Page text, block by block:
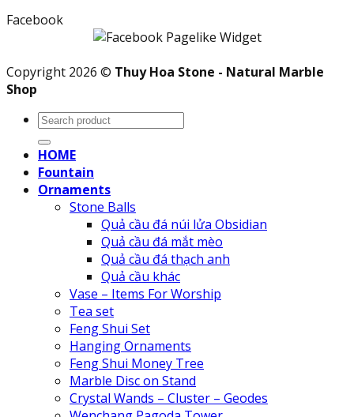
Facebook
Copyright 2026 © Thuy Hoa Stone - Natural Marble
Shop
Search
for:
HOME
Fountain
Ornaments
Stone Balls
Quả cầu đá núi lửa Obsidian
Quả cầu đá mắt mèo
Quả cầu đá thạch anh
Quả cầu khác
Vase – Items For Worship
Tea set
Feng Shui Set
Hanging Ornaments
Feng Shui Money Tree
Marble Disc on Stand
Crystal Wands – Cluster – Geodes